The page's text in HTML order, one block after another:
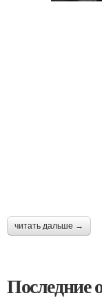
читать дальше →
Последние